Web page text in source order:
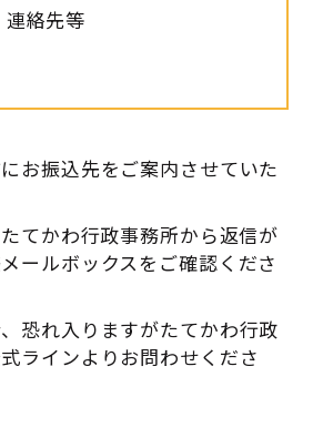
絡先等
お振込先をご案内させていた
てかわ行政事務所から返信が
ールボックスをご確認くださ
恐れ入りますがたてかわ行政
ラインよりお問わせくださ